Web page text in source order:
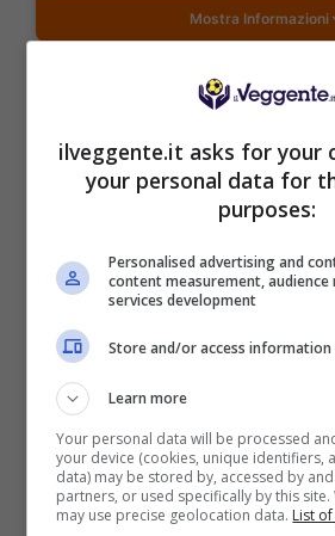
Mostra Informazioni
BONUS BENVENUTO
Fino a 2050€ sport e
Per i nuovi registrati: 100% fino a
VERIFICA
ilveggente.it asks for your
your personal data for
purposes:
Personalised advertising and
content measurement, audience
services development
Store and/or access information
Learn more
Your personal data will be processed
your device (cookies, unique identifiers,
data) may be stored by, accessed by
partners, or used specifically by this
may use precise geolocation data. List